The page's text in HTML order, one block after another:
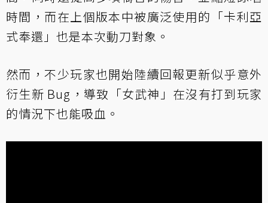
時間，而在上個版本中被廣泛使用的「卡利亞
式奉還」也是本次動刀對象。
然而，不少玩家也開始陸續回報更新似乎意外
衍生新 Bug，導致「女武神」在沒有打到玩家
的情況下也能吸血。